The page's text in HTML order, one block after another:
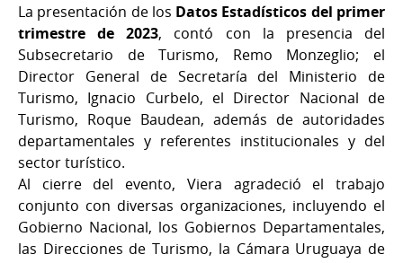
La presentación de los Datos Estadísticos del primer
trimestre de 2023, contó con la presencia del
Subsecretario de Turismo, Remo Monzeglio; el
Director General de Secretaría del Ministerio de
Turismo, Ignacio Curbelo, el Director Nacional de
Turismo, Roque Baudean, además de autoridades
departamentales y referentes institucionales y del
sector turístico.
Al cierre del evento, Viera agradeció el trabajo
conjunto con diversas organizaciones, incluyendo el
Gobierno Nacional, los Gobiernos Departamentales,
las Direcciones de Turismo, la Cámara Uruguaya de